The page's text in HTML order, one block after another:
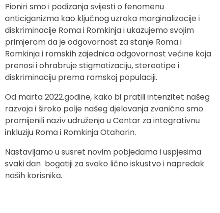
Pioniri smo i podizanja svijesti o fenomenu
anticiganizma kao ključnog uzroka marginalizacije i
diskriminacije Roma i Romkinja i ukazujemo svojim
primjerom da je odgovornost za stanje Roma i
Romkinja i romskih zajednica odgovornost većine koja
prenosi i ohrabruje stigmatizaciju, stereotipe i
diskriminaciju prema romskoj populaciji.
Od marta 2022.godine, kako bi pratili intenzitet našeg
razvoja i široko polje našeg djelovanja zvanično smo
promijenili naziv udruženja u Centar za integrativnu
inkluziju Roma i Romkinja Otaharin.
Nastavljamo u susret novim pobjedama i uspjesima
svaki dan bogatiji za svako lično iskustvo i napredak
naših korisnika.